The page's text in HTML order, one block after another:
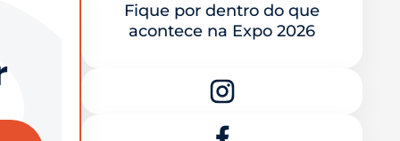
Fique por dentro do que
acontece na Expo 2026